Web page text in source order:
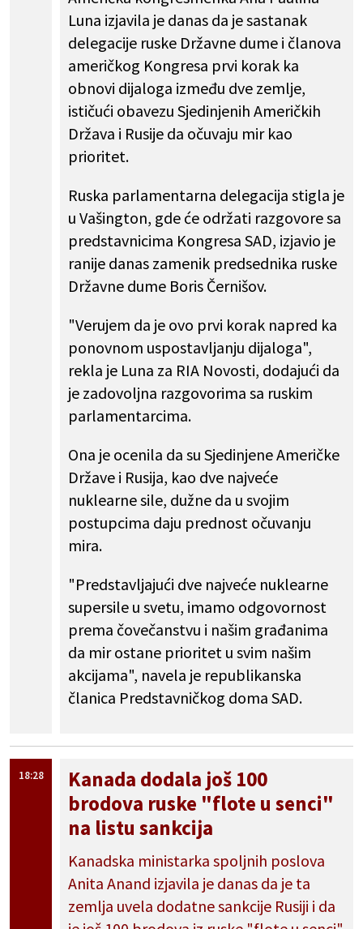
Luna izjavila je danas da je sastanak
delegacije ruske Državne dume i članova
američkog Kongresa prvi korak ka
obnovi dijaloga između dve zemlje,
ističući obavezu Sjedinjenih Američkih
Država i Rusije da očuvaju mir kao
prioritet.
Ruska parlamentarna delegacija stigla je
u Vašington, gde će održati razgovore sa
predstavnicima Kongresa SAD, izjavio je
ranije danas zamenik predsednika ruske
Državne dume Boris Černišov.
"Verujem da je ovo prvi korak napred ka
ponovnom uspostavljanju dijaloga",
rekla je Luna za RIA Novosti, dodajući da
je zadovoljna razgovorima sa ruskim
parlamentarcima.
Ona je ocenila da su Sjedinjene Američke
Države i Rusija, kao dve najveće
nuklearne sile, dužne da u svojim
postupcima daju prednost očuvanju
mira.
"Predstavljajući dve najveće nuklearne
supersile u svetu, imamo odgovornost
prema čovečanstvu i našim građanima
da mir ostane prioritet u svim našim
akcijama", navela je republikanska
članica Predstavničkog doma SAD.
18:28
Kanada dodala još 100
brodova ruske "flote u senci"
na listu sankcija
Kanadska ministarka spoljnih poslova
Anita Anand izjavila je danas da je ta
zemlja uvela dodatne sankcije Rusiji i da